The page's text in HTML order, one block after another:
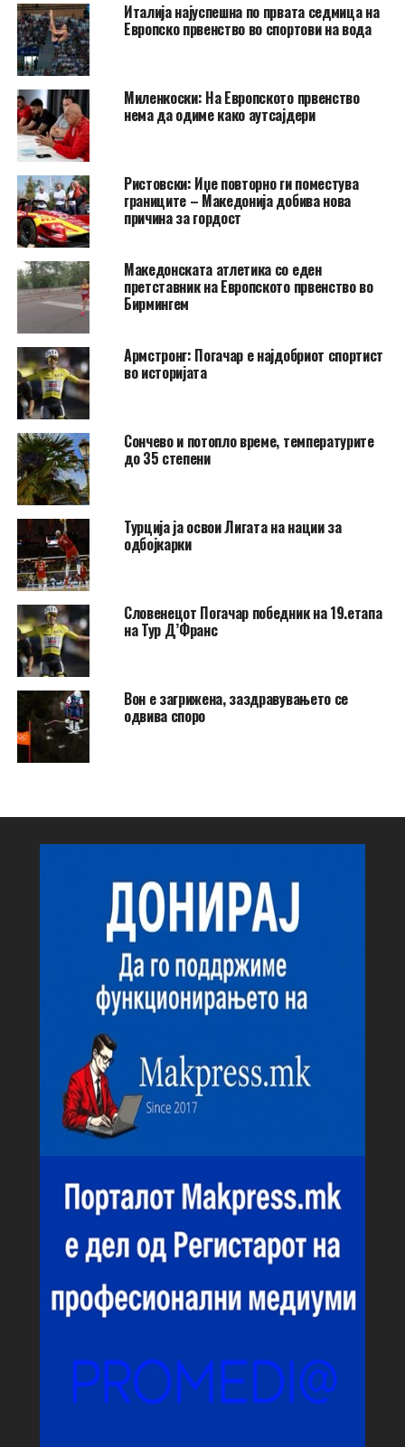
Италија најуспешна по првата седмица на
Европско првенство во спортови на вода
Миленкоски: На Европското првенство
нема да одиме како аутсајдери
Ристовски: Иџе повторно ги поместува
границите – Македонија добива нова
причина за гордост
Македонската атлетика со еден
претставник на Европското првенство во
Бирмингем
Армстронг: Погачар е најдобриот спортист
во историјата
Сончево и потопло време, температурите
до 35 степени
Турција ја освои Лигата на нации за
одбојкарки
Словенецот Погачар победник на 19.етапа
на Тур Д’Франс
Вон е загрижена, заздравувањето се
одвива споро